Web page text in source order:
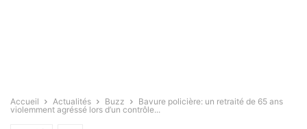
Accueil Actualités Buzz
Bavure policière: un retraité de 65 ans
violemment agréssé lors d’un contrôle...